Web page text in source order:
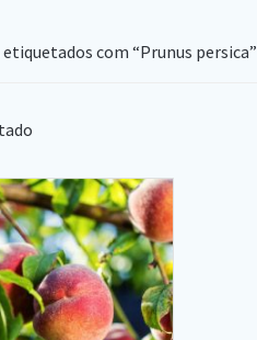
com “Prunus persica”